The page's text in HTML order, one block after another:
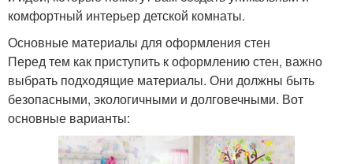
комфортный интерьер детской комнаты.
Основные материалы для оформления стен
Перед тем как приступить к оформлению стен, важно
выбрать подходящие материалы. Они должны быть
безопасными, экологичными и долговечными. Вот
основные варианты: